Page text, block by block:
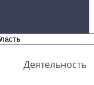
Деятельность